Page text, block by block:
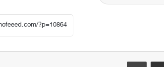
مشاركة عبر البريد طباعة